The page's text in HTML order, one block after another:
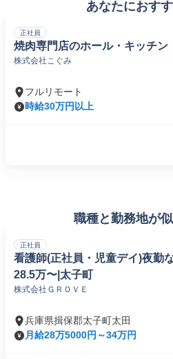
あなたにおす
正社員
焼肉専門店のホール・キッチン
株式会社こぐみ
フルリモート
時給30万円以上
職種と勤務地が
正社員
看護師(正社員・児童デイ)夜勤
28.5万〜|太子町
株式会社ＧＲＯＶＥ
兵庫県揖保郡太子町太田
月給28万5000円～34万円